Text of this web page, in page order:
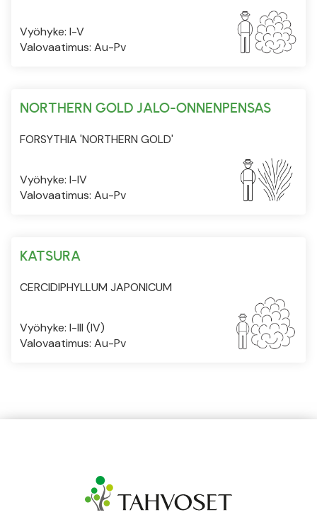
Vyöhyke: I-V
Valovaatimus: Au-Pv
NORTHERN GOLD JALO-ONNENPENSAS
FORSYTHIA 'NORTHERN GOLD'
Vyöhyke: I-IV
Valovaatimus: Au-Pv
KATSURA
CERCIDIPHYLLUM JAPONICUM
Vyöhyke: I-III (IV)
Valovaatimus: Au-Pv